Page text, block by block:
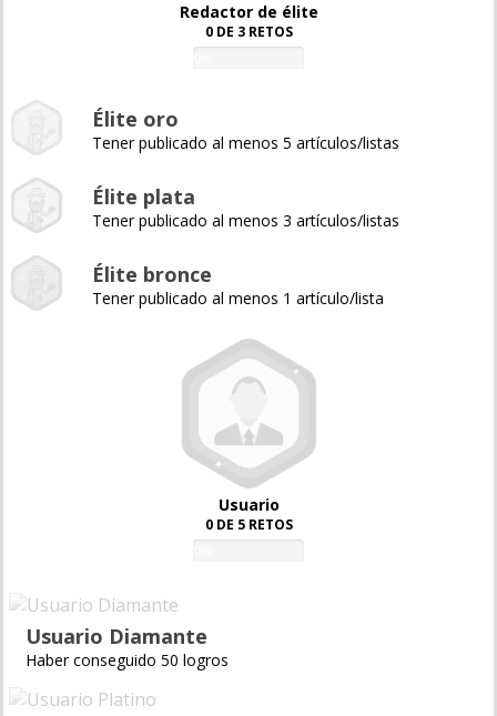
Redactor de élite
0 DE 3 RETOS
Élite oro
Tener publicado al menos 5 artículos/listas
Élite plata
Tener publicado al menos 3 artículos/listas
Élite bronce
Tener publicado al menos 1 artículo/lista
Usuario
0 DE 5 RETOS
Usuario Diamante
Haber conseguido 50 logros